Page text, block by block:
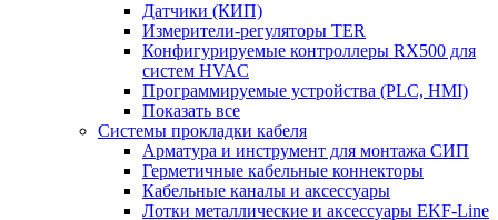
Датчики (КИП)
Измерители-регуляторы TER
Конфигурируемые контроллеры RX500 для
систем HVAC
Программируемые устройства (PLC, HMI)
Показать все
Системы прокладки кабеля
Арматура и инструмент для монтажа СИП
Герметичные кабельные коннекторы
Кабельные каналы и аксессуары
Лотки металлические и аксессуары EKF-Line